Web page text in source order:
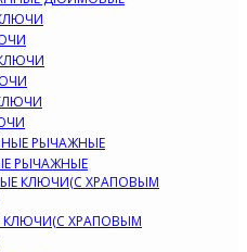
РЫЧАЖНЫЕ
ХРАПОВЫМ